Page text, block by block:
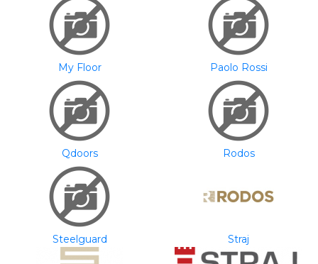
My Floor Paolo Rossi
Qdoors Rodos
Steelguard Straj